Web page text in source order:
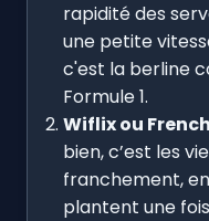
rapidité des
une petite
c'est la berline
Formule 1.
Wiflix ou
bien, c’est les
franchement,
plantent une